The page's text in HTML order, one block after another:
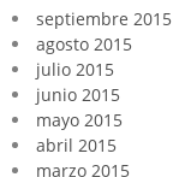
septiembre 2015
agosto 2015
julio 2015
junio 2015
mayo 2015
abril 2015
marzo 2015